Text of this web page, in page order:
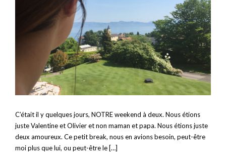
C’était il y quelques jours, NOTRE weekend à deux. Nous étions
juste Valentine et Olivier et non maman et papa. Nous étions juste
deux amoureux. Ce petit break, nous en avions besoin, peut-être
moi plus que lui, ou peut-être le […]